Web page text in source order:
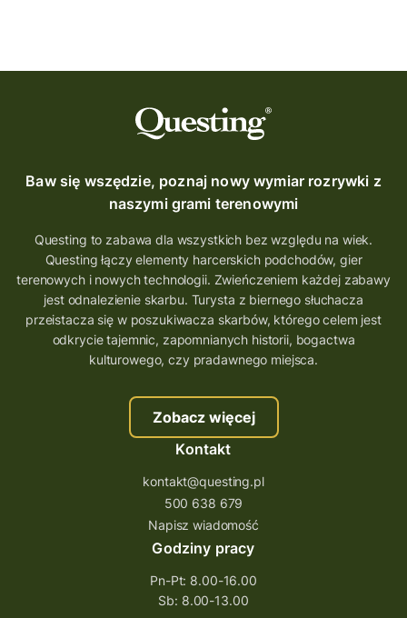
Baw się wszędzie, poznaj nowy wymiar rozrywki z
naszymi grami terenowymi
Questing to zabawa dla wszystkich bez względu na wiek.
Questing łączy elementy harcerskich podchodów, gier
terenowych i nowych technologii. Zwieńczeniem każdej zabawy
jest odnalezienie skarbu. Turysta z biernego słuchacza
przeistacza się w poszukiwacza skarbów, którego celem jest
odkrycie tajemnic, zapomnianych historii, bogactwa
kulturowego, czy pradawnego miejsca.
Zobacz więcej
Kontakt
kontakt@questing.pl
500 638 679
Napisz wiadomość
Godziny pracy
Pn-Pt: 8.00-16.00
Sb: 8.00-13.00